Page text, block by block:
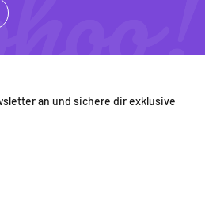
an und sichere dir exklusive